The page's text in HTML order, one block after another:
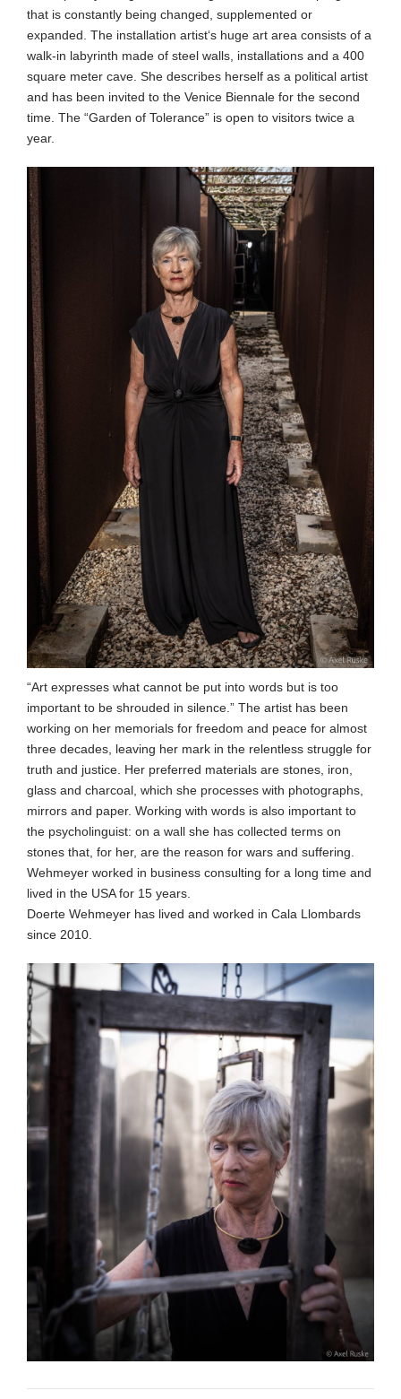
that is constantly being changed, supplemented or
expanded. The installation artist‘s huge art area consists of a
walk-in labyrinth made of steel walls, installations and a 400
square meter cave. She describes herself as a political artist
and has been invited to the Venice Biennale for the second
time. The “Garden of Tolerance” is open to visitors twice a
year.
“Art expresses what cannot be put into words but is too
important to be shrouded in silence.” The artist has been
working on her memorials for freedom and peace for almost
three decades, leaving her mark in the relentless struggle for
truth and justice. Her preferred materials are stones, iron,
glass and charcoal, which she processes with photographs,
mirrors and paper. Working with words is also important to
the psycholinguist: on a wall she has collected terms on
stones that, for her, are the reason for wars and suffering.
Wehmeyer worked in business consulting for a long time and
lived in the USA for 15 years.
Doerte Wehmeyer has lived and worked in Cala Llombards
since 2010.